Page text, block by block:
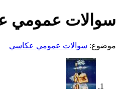
سوالات عمومي
موضوع: سوالات عمومي عكاسي